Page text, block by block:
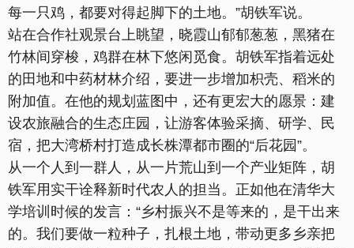
每一只鸡，都要对得起脚下的土地。”胡铁军说。
站在合作社观景台上眺望，晓霞山郁郁葱葱，黑猪在
竹林间穿梭，鸡群在林下悠闲觅食。胡铁军指着远处
的田地和中药材林介绍，要进一步增加枳壳、稻米的
附加值。在他的规划蓝图中，还有更宏大的愿景：建
设农旅融合的生态庄园，让游客体验采摘、研学、民
宿，把大湾桥村打造成长株潭都市圈的“后花园”。
从一个人到一群人，从一片荒山到一个产业矩阵，胡
铁军用实干诠释新时代农人的担当。正如他在清华大
学培训时候的发言：“乡村振兴不是等来的，是干出来
的。我们要做一粒种子，扎根土地，带动更多乡亲把